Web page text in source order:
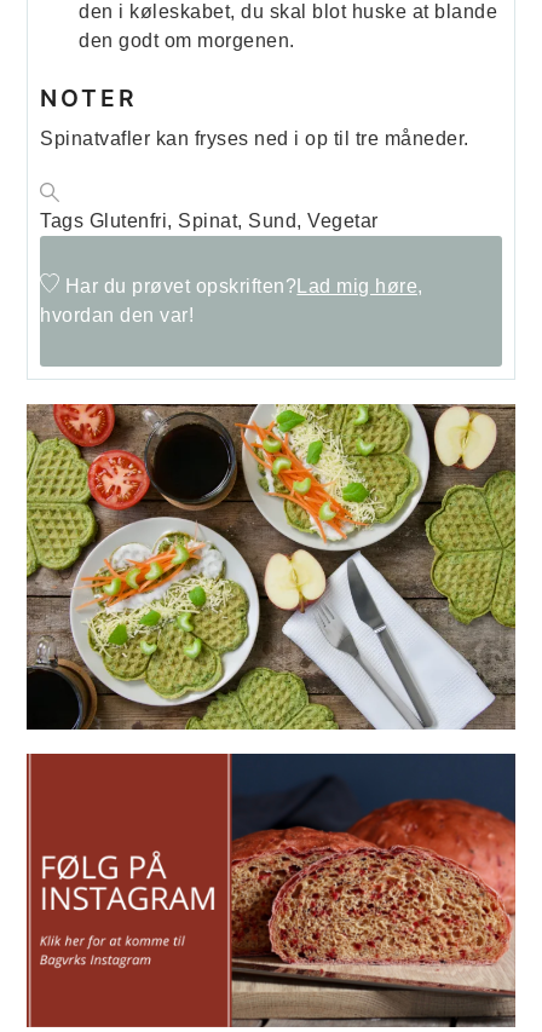
den i køleskabet, du skal blot huske at blande
den godt om morgenen.
NOTER
Spinatvafler kan fryses ned i op til tre måneder.
Tags Glutenfri, Spinat, Sund, Vegetar
Har du prøvet opskriften? Lad mig høre,
hvordan den var!